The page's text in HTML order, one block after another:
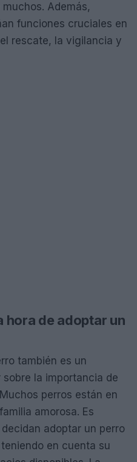
Además,
funciones cruciales en
rescate, la vigilancia y
hora de adoptar un
también es un
la importancia de
perros están en
amorosa. Es
adoptar un perro
en cuenta su